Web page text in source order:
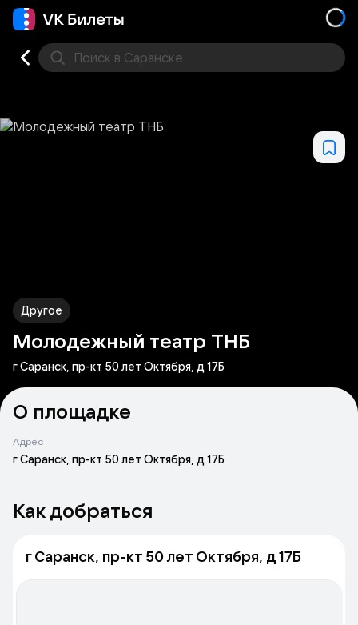
Поиск в Саранске
Другое
Молодежный театр ТНБ
г Саранск, пр-кт 50 лет Октября, д 17Б
О площадке
Адрес
г Саранск, пр-кт 50 лет Октября, д 17Б
Как добраться
г Саранск, пр-кт 50 лет Октября, д 17Б